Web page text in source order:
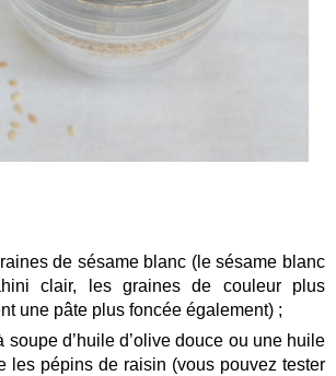
de sésame blanc (le sésame blanc
clair, les graines de couleur plus
une pâte plus foncée également) ;
soupe d’huile d’olive douce ou une huile
les pépins de raisin (vous pouvez tester